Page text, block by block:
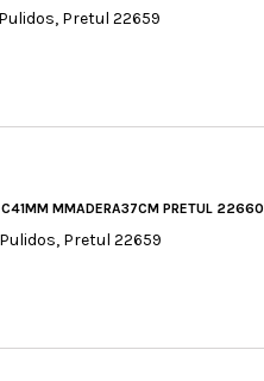
Pretul 22659
MMADERA37CM PRETUL 22660
Pretul 22659